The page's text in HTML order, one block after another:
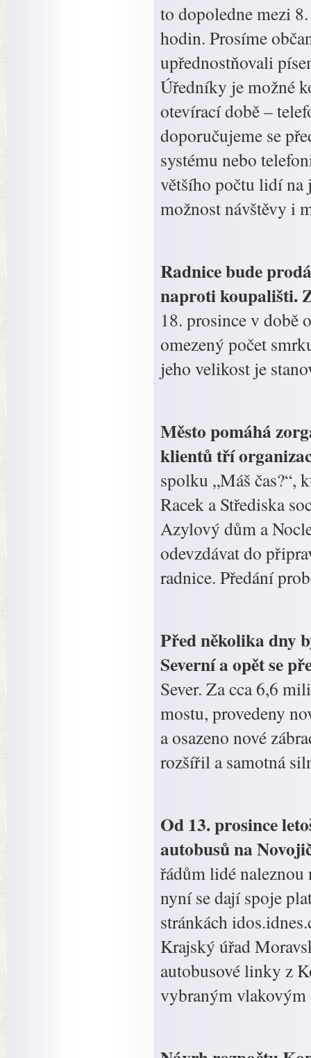
to dopoledne mezi
hodin. Prosíme
upřednostňovali
Úředníky je možné
otevírací době –
doporučujeme se
systému nebo
většího počtu lidí
možnost návštěvy i
Radnice bude
naproti koupališti.
18. prosince v době
omezený počet
jeho velikost je
Město pomáhá
klientů tří
spolku „Máš čas?“,
Racek a Střediska
Azylový dům a
odevzdávat do
radnice. Předání
Před několika dny
Severní a opět se
Sever. Za cca 6,6
mostu, provedeny
a osazeno nové
rozšířil a samotná
Od 13. prosince
autobusů na
řádům lidé
nyní se dají spoje
stránkách
Krajský úřad
autobusové linky z
vybraným vlakovým